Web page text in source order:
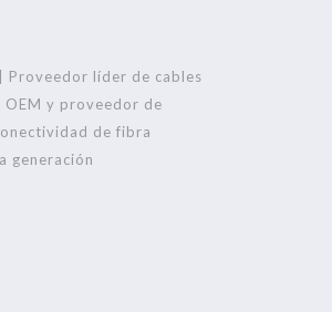
| Proveedor líder de cables
y proveedor de
de fibra
generación